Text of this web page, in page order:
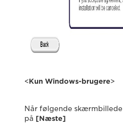
<Kun Windows-brugere>
Når følgende skærmbillede
på [Næste]